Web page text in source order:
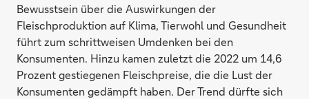
Bewusstsein über die Auswirkungen der
Fleischproduktion auf Klima, Tierwohl und Gesundheit
führt zum schrittweisen Umdenken bei den
Konsumenten. Hinzu kamen zuletzt die 2022 um 14,6
Prozent gestiegenen Fleischpreise, die die Lust der
Konsumenten gedämpft haben. Der Trend dürfte sich